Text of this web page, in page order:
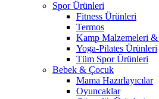
Spor Ürünleri
Fitness Ürünleri
Termos
Kamp Malzemeleri
Yoga-Pilates Ürünleri
Tüm Spor Ürünleri
Bebek & Çocuk
Mama Hazırlayıcılar
Oyuncaklar